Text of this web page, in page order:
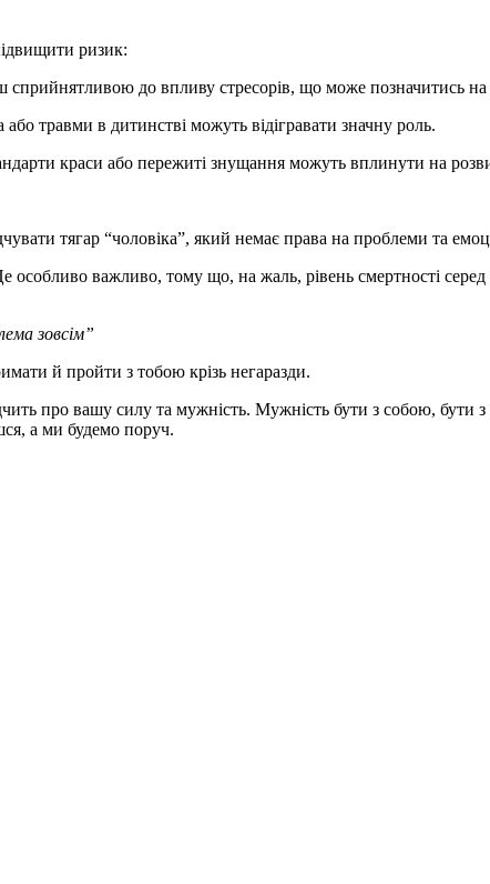
ризик:
до впливу стресорів, що може позначитись на
травми в дитинстві можуть відігравати значну роль.
краси або пережиті знущання можуть вплинути на
тягар “чоловіка”, який немає права на проблеми та
важливо, тому що, на жаль, рівень смертності
зовсім”
й пройти з тобою крізь негаразди.
про вашу силу та мужність. Мужність бути з собою,
а ми будемо поруч.